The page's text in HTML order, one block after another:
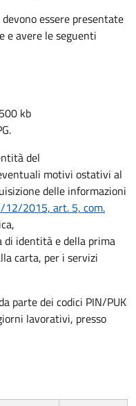
essere presentate
e avere le seguenti
kb
del
motivi ostativi al
delle informazioni
12/2015, art. 5, com.
di identità e della prima
carta, per i servizi
parte dei codici PIN/PUK
lavorativi, presso